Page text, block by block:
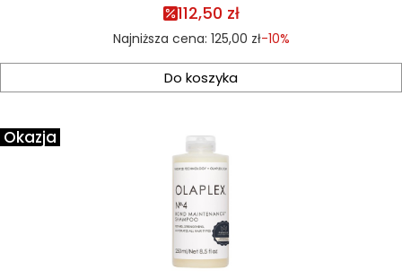
112,50 zł
Najniższa cena: 125,00 zł-10%
Do koszyka
Okazja